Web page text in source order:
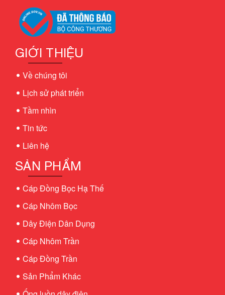
GIỚI THIỆU
Về chúng tôi
Lịch sử phát triển
Tầm nhìn
Tin tức
Liên hệ
SẢN PHẨM
Cáp Đồng Bọc Hạ Thế
Cáp Nhôm Bọc
Dây Điện Dân Dụng
Cáp Nhôm Trần
Cáp Đồng Trần
Sản Phẩm Khác